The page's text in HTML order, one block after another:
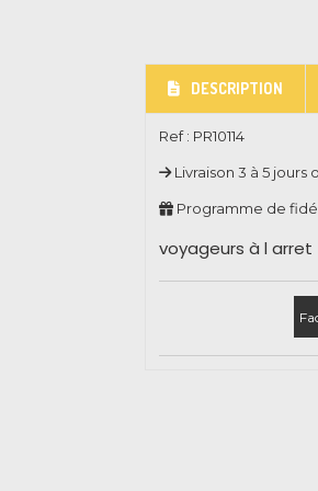
DESCRIPTION
Ref : PR10114
Livraison 3 à 5 jours
Programme de
voyageurs à l arret